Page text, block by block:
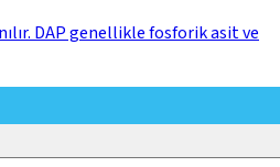
DAP genellikle fosforik asit ve